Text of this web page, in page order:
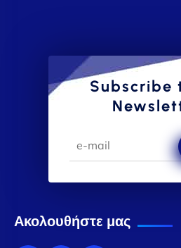
Subscribe
Ακολουθήστε μας